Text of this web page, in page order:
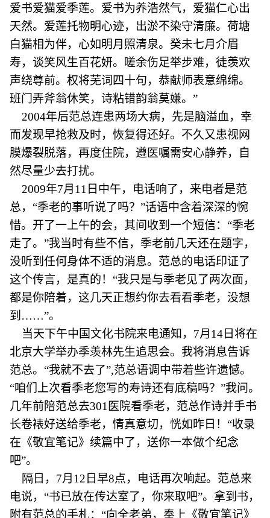
爱书爱猫爱季莲。爱书为养浩然气，爱猫仁心出
天然。爱莲托物明心迹，出淤不染守清廉。荷塘
白猫相为伴，心如明月照清泉。癸未七月介眉
寿，谈笑风生百花妍。嗟余伤足举步难，徒羡欢
声绕尊前。权将芜词四十句，恭献师表意绵绵。
班门弄斧翁休笑，诗粘错韵翁莫嫌。”
2004年后范总连患两场大病，先是脑溢血，幸
而发现早抢救及时，恢复得还好。不久又患视网
膜爆裂脱落，再度住院，遵医嘱需安心静养，自
然尽量少去打扰。
2009年7月11日中午，电话响了，来电者是范
总，“季老的事听说了吗？”话语中含着深深的惋
惜。开了一上午的会，其间收到一个短信：“季老
走了。”我当时有些不信，季老前几天还在题字，
没听到任何身体不适的消息。范总的电话印证了
这个传言，是真的！“我只是与季老见了两次面，
都是你陪着，这几天正想约你去看看季老，没想
到……”。
当天下午中国文化书院来电通知，7月14日将在
北京大学举办季羡林先生追思会。我将消息告诉
范总。“我就不去了”,范总语调中带着些许遗憾。
“咱们上次看季老您写的寿诗还有底稿吗？”我问。
几年前陪范总去301医院看季老，范总作诗并手书
长卷裱好送给季老，情真意切，恍如昨日！“收录
在《敬宜笔记》续篇中了，送你一本做个纪念
吧”。
隔日，7月12日早8点，电话再次响起。范总来
电说，“书已放在传达室了，你来取吧”。拿到书，
附有范总的手札：“向全老弟，奉上《敬宜笔记》